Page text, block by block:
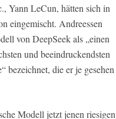
Yann LeCun, hätten sich in
eingemischt. Andreessen
von DeepSeek als „einen
und beeindruckendsten
bezeichnet, die er je gesehen
Modell jetzt jenen riesigen